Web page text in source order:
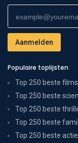
Populaire toplijsten
Top 250 beste
Top 250 beste
Top 250 beste
Top 250 beste
Top 250 beste